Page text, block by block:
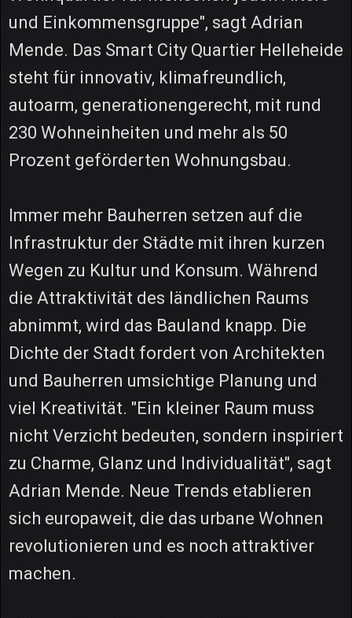
und Einkommensgruppe", sagt Adrian
Mende. Das Smart City Quartier Helleheide
steht für innovativ, klimafreundlich,
autoarm, generationengerecht, mit rund
230 Wohneinheiten und mehr als 50
Prozent geförderten Wohnungsbau.
Immer mehr Bauherren setzen auf die
Infrastruktur der Städte mit ihren kurzen
Wegen zu Kultur und Konsum. Während
die Attraktivität des ländlichen Raums
abnimmt, wird das Bauland knapp. Die
Dichte der Stadt fordert von Architekten
und Bauherren umsichtige Planung und
viel Kreativität. "Ein kleiner Raum muss
nicht Verzicht bedeuten, sondern inspiriert
zu Charme, Glanz und Individualität", sagt
Adrian Mende. Neue Trends etablieren
sich europaweit, die das urbane Wohnen
revolutionieren und es noch attraktiver
machen.